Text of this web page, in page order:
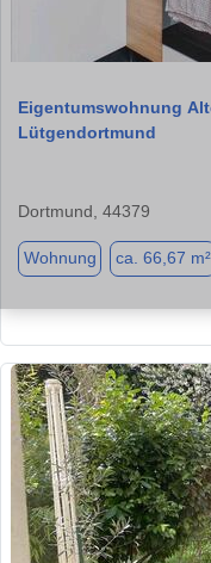
Eigentumswohnung
Lütgendortmund
Dortmund, 44379
Wohnung ca. 66,67 m²